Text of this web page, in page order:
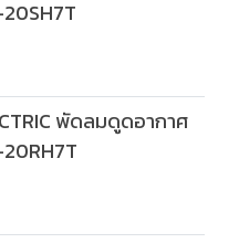
พัดลมดูดอากาศ